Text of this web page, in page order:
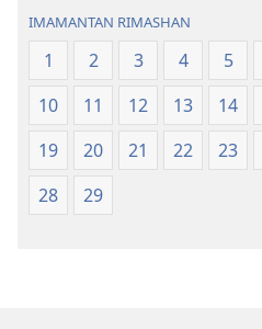
IMAMANTAN RIMASHAN
1 2 3 4 5
10
11 12 13 14
19
20 21 22 23
28
29